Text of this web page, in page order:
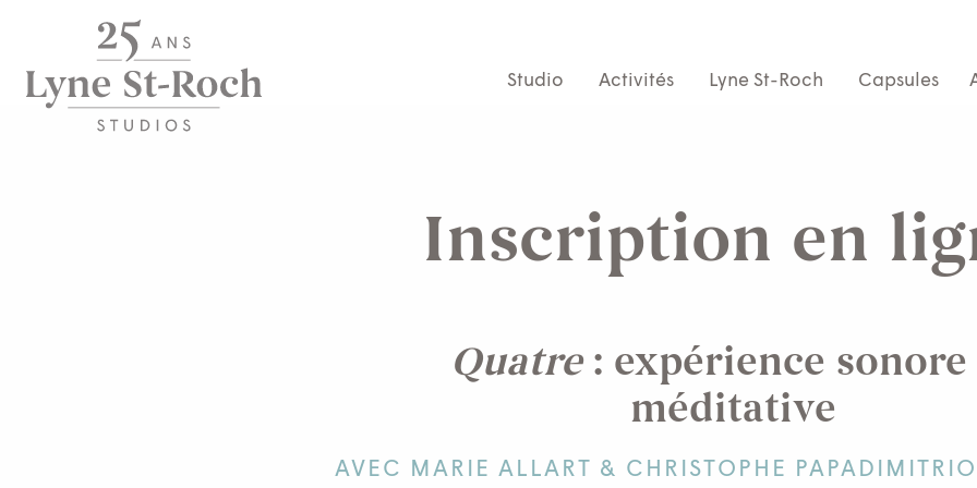
Studio Activités Lyne St-Roch Capsules
Inscription en
Quatre: expérience sonore
méditative
AVEC MARIE ALLART & CHRISTOPHE